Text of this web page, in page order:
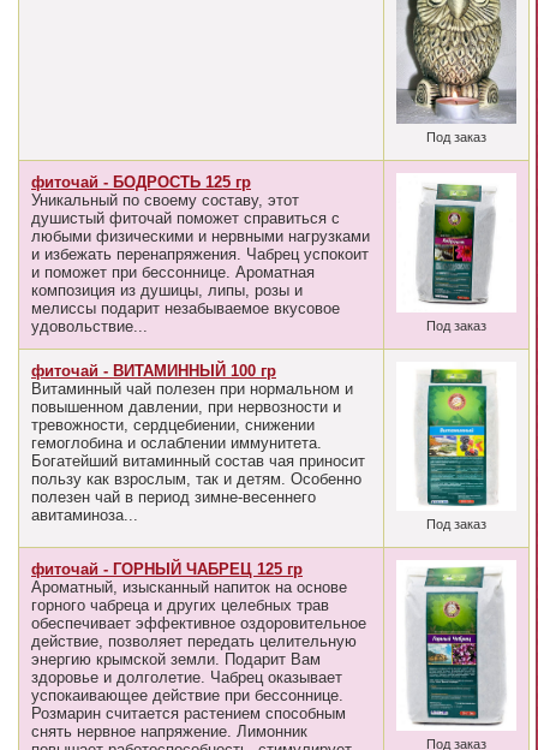
Под заказ
фиточай - БОДРОСТЬ 125 гр
Уникальный по своему составу, этот
душистый фиточай поможет справиться с
любыми физическими и нервными нагрузками
и избежать перенапряжения. Чабрец успокоит
и поможет при бессоннице. Ароматная
композиция из душицы, липы, розы и
мелиссы подарит незабываемое вкусовое
удовольствие...
Под заказ
фиточай - ВИТАМИННЫЙ 100 гр
Витаминный чай полезен при нормальном и
повышенном давлении, при нервозности и
тревожности, сердцебиении, снижении
гемоглобина и ослаблении иммунитета.
Богатейший витаминный состав чая приносит
пользу как взрослым, так и детям. Особенно
полезен чай в период зимне-весеннего
авитаминоза...
Под заказ
фиточай - ГОРНЫЙ ЧАБРЕЦ 125 гр
Ароматный, изысканный напиток на основе
горного чабреца и других целебных трав
обеспечивает эффективное оздоровительное
действие, позволяет передать целительную
энергию крымской земли. Подарит Вам
здоровье и долголетие. Чабрец оказывает
успокаивающее действие при бессоннице.
Розмарин считается растением способным
снять нервное напряжение. Лимонник
Под заказ